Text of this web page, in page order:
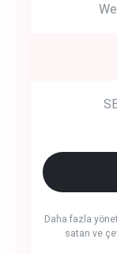
Daha fazla
satan ve